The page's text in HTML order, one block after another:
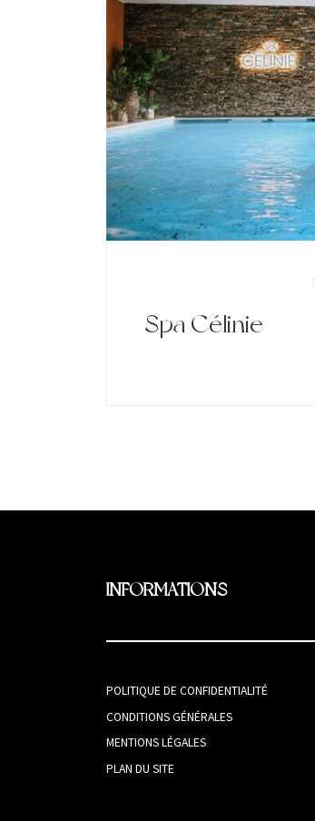
Spa Célinie
INFORMATIONS
POLITIQUE DE CONFIDENTIALITÉ
CONDITIONS GÉNÉRALES
MENTIONS LÉGALES
PLAN DU SITE